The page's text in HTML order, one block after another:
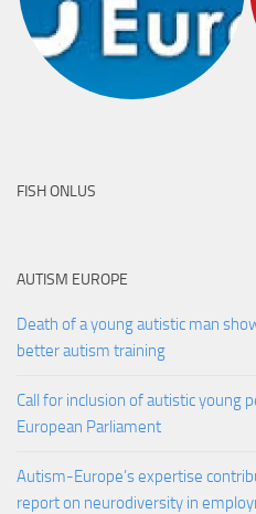
FISH ONLUS
AUTISM EUROPE
Death of a young autistic man
better autism training
Call for inclusion of autistic young
European Parliament
Autism-Europe’s expertise
report on neurodiversity in